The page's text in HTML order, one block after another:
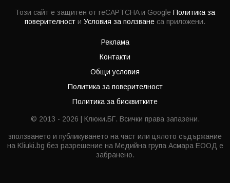
Този сайт е защитен от reCAPTCHA и Google Политика за
поверителност и Условия за ползване са приложени.
Реклама
Контакти
Общи условия
Политика за поверителност
Политика за бисквитките
© 2013 - 2026 | Клюки.БГ. Всички права запазени.
зползването и публикуването на част или цялото съдържание
на Kliuki.bg без разрешение на Медийна група Асмара ЕООД е
забранено.